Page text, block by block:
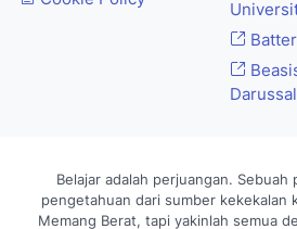
Belajar adalah perjuangan.
pengetahuan dari sumber kekekalan
Memang Berat, tapi yakinlah semua